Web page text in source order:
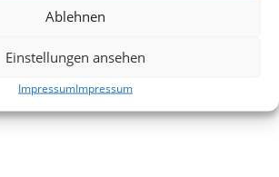
Ablehnen
Einstellungen ansehen
ImpressumImpressum